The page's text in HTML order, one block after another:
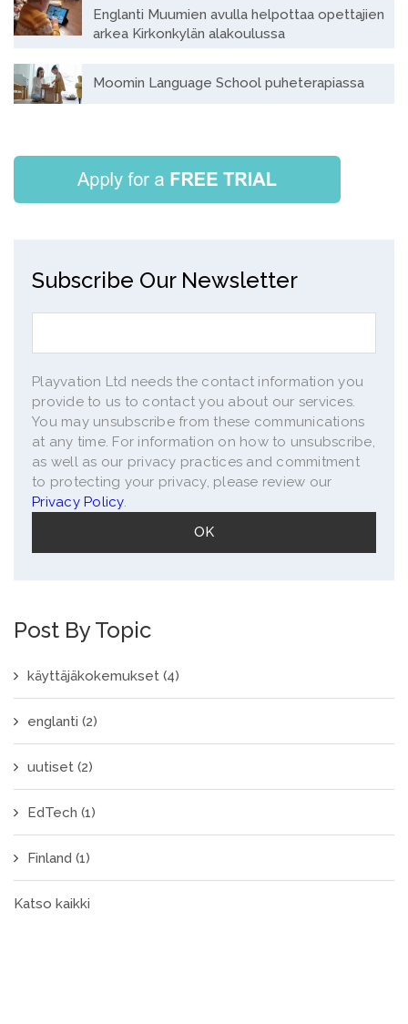
Englanti Muumien avulla helpottaa opettajien
arkea Kirkonkylän alakoulussa
Moomin Language School puheterapiassa
Subscribe Our Newsletter
Playvation Ltd needs the contact information you
provide to us to contact you about our services.
You may unsubscribe from these communications
at any time. For information on how to unsubscribe,
as well as our privacy practices and commitment
to protecting your privacy, please review our
Privacy Policy.
Post By Topic
käyttäjäkokemukset (4)
englanti (2)
uutiset (2)
EdTech (1)
Finland (1)
Katso kaikki